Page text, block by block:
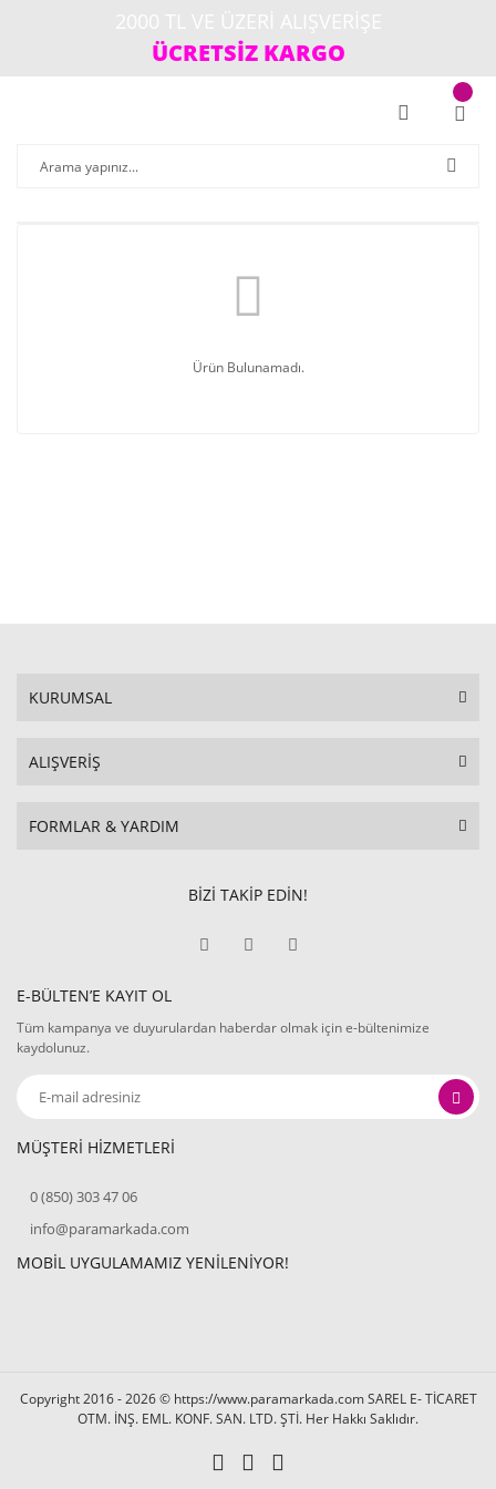
ÜCRETSİZ KARGO
Ürün Bulunamadı.
KURUMSAL
ALIŞVERİŞ
FORMLAR & YARDIM
BİZİ TAKİP EDİN!
E-BÜLTEN’E KAYIT OL
Tüm kampanya ve duyurulardan haberdar olmak için e-bültenimize
kaydolunuz.
MÜŞTERİ HİZMETLERİ
0 (850) 303 47 06
info@paramarkada.com
MOBİL UYGULAMAMIZ YENİLENİYOR!
Copyright 2016 - 2026 © https://www.paramarkada.com SAREL E- TİCARET
OTM. İNŞ. EML. KONF. SAN. LTD. ŞTİ. Her Hakkı Saklıdır.